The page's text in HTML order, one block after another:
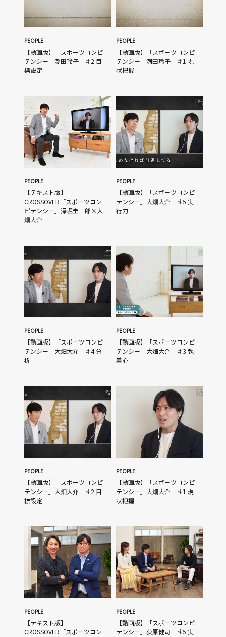
PEOPLE
【動画版】「スポーツコンピ
テンシー」潮田玲子 ♯2 目
標設定
PEOPLE
【動画版】「スポーツコンピ
テンシー」潮田玲子 ♯1 現
状把握
PEOPLE
【テキスト版】
CROSSOVER「スポーツコン
ピテンシー」深堀圭一郎×大
畑大介
PEOPLE
【動画版】「スポーツコンピ
テンシー」大畑大介 ♯5 実
行力
PEOPLE
【動画版】「スポーツコンピ
テンシー」大畑大介 ♯4 分
析
PEOPLE
【動画版】「スポーツコンピ
テンシー」大畑大介 ♯3 執
着心
PEOPLE
【動画版】「スポーツコンピ
テンシー」大畑大介 ♯2 目
標設定
PEOPLE
【動画版】「スポーツコンピ
テンシー」大畑大介 ♯1 現
状把握
PEOPLE
【テキスト版】
CROSSOVER「スポーツコン
PEOPLE
【動画版】「スポーツコンピ
テンシー」荻原健司 ♯5 実